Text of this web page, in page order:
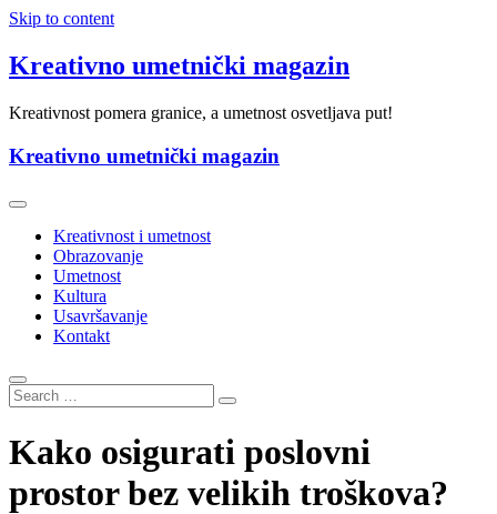
Skip to content
Kreativno umetnički magazin
Kreativnost pomera granice, a umetnost osvetljava put!
Kreativno umetnički magazin
Kreativnost i umetnost
Obrazovanje
Umetnost
Kultura
Usavršavanje
Kontakt
Kako osigurati poslovni
prostor bez velikih troškova?